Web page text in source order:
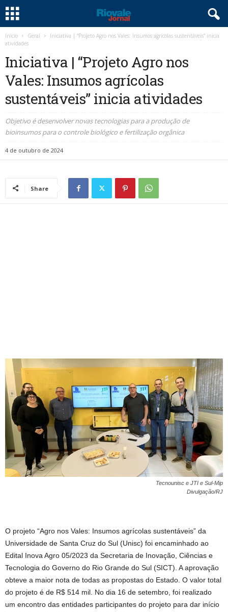
Início Geral
Iniciativa | “Projeto Agro nos Vales: Insumos agrícolas sustentáveis” inicia
atividades
Iniciativa | “Projeto Agro nos
Vales: Insumos agrícolas
sustentáveis” inicia atividades
Objetivo é desenvolver novas tecnologias para a produção de
bioinsumos para o controle biológico e fertilização orgânica
4 de outubro de 2024
Share
Tecnounisc e JTI e Sul-Mip
Divulgação/RJ
O projeto “Agro nos Vales: Insumos agrícolas sustentáveis” da
Universidade de Santa Cruz do Sul (Unisc) foi encaminhado ao
Edital Inova Agro 05/2023 da Secretaria de Inovação, Ciências e
Tecnologia do Governo do Rio Grande do Sul (SICT). A aprovação
obteve a maior nota de todas as propostas do Estado. O valor total
do projeto é de R$ 514 mil. No dia 16 de setembro, foi realizado
um encontro das entidades participantes do projeto para dar início